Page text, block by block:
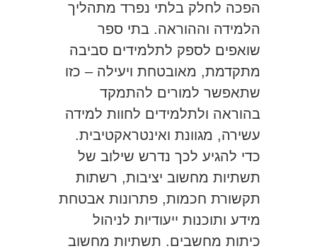
הפכה לחלק בלתי נפרד מתהליך
הלמידה וההוראה. בתי ספר
שואפים לספק לתלמידים סביבה
מתקדמת, מאובטחת ויעילה – כזו
שתאפשר למורים להתמקד
בהוראה ולתלמידים לחוות למידה
עשירה, מגוונת ואינטראקטיבית.
כדי להגיע לכך נדרש שילוב של
תשתיות מחשוב יציבות, רשתות
תקשורת חכמות, פתרונות אבטחת
מידע ותוכנות ייעודיות לניהול
כיתות מחשבים. תשתיות מחשוב